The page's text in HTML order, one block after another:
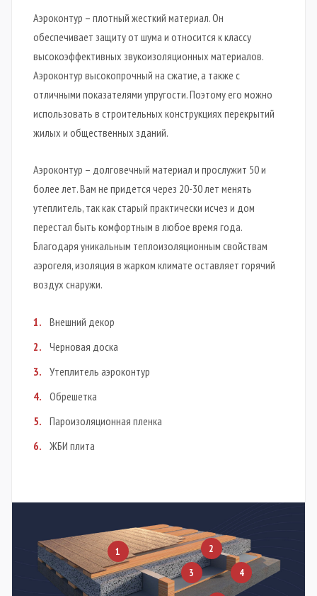
Аэроконтур – плотный жесткий материал. Он
обеспечивает защиту от шума и относится к классу
высокоэффективных звукоизоляционных материалов.
Аэроконтур высокопрочный на сжатие, а также с
отличными показателями упругости. Поэтому его можно
использовать в строительных конструкциях перекрытий
жилых и общественных зданий.
Аэроконтур – долговечный материал и прослужит 50 и
более лет. Вам не придется через 20-30 лет менять
утеплитель, так как старый практически исчез и дом
перестал быть комфортным в любое время года.
Благодаря уникальным теплоизоляционным свойствам
аэрогеля, изоляция в жарком климате оставляет горячий
воздух снаружи.
Внешний декор
Черновая доска
Утеплитель аэроконтур
Обрешетка
Пароизоляционная пленка
ЖБИ плита
1
2
3
4